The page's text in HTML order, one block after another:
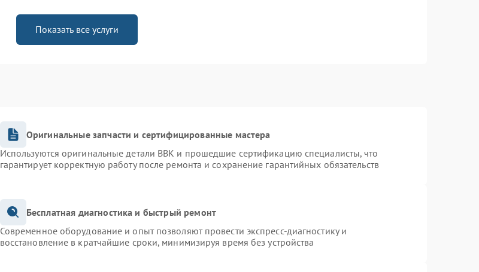
Показать все услуги
Оригинальные запчасти и сертифицированные мастера
Используются оригинальные детали BBK и прошедшие сертификацию специалисты, что
гарантирует корректную работу после ремонта и сохранение гарантийных обязательств
Бесплатная диагностика и быстрый ремонт
Современное оборудование и опыт позволяют провести экспресс-диагностику и
восстановление в кратчайшие сроки, минимизируя время без устройства